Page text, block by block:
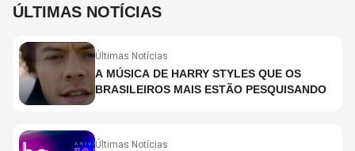
ÚLTIMAS NOTÍCIAS
Últimas Notícias
A MÚSICA DE HARRY STYLES QUE OS
BRASILEIROS MAIS ESTÃO PESQUISANDO
Últimas Notícias